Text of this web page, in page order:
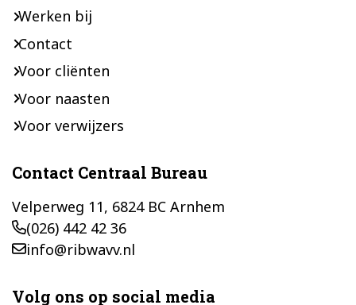
Werken bij
Contact
Voor cliënten
Voor naasten
Voor verwijzers
Contact Centraal Bureau
Velperweg 11, 6824 BC Arnhem
(026) 442 42 36
info@ribwavv.nl
Volg ons op social media